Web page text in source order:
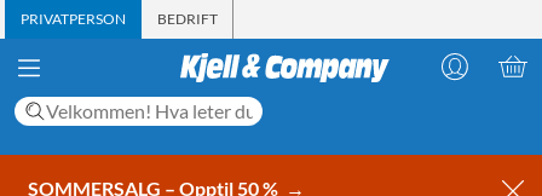
PRIVATPERSON BEDRIFT
SOMMERSALG – Opptil 50 % →